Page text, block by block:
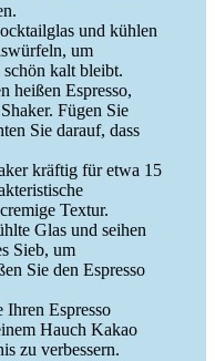
und kühlen
um
kalt bleibt.
heißen Espresso,
Fügen Sie
Sie darauf, dass
kräftig für etwa 15
Textur.
Glas und seihen
Sieb, um
Sie den Espresso
Espresso
Hauch Kakao
zu verbessern.